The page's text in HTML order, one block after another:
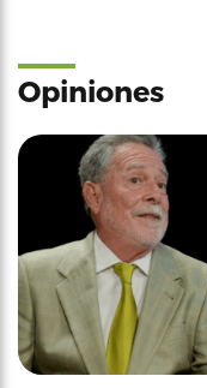
Opiniones